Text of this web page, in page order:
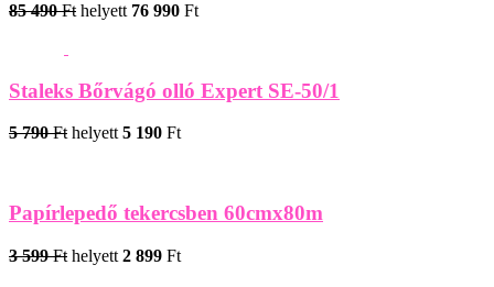
85 490 Ft helyett 76 990 Ft
Staleks Bőrvágó olló Expert SE-50/1
5 790 Fthelyett5 190 Ft
Papírlepedő tekercsben 60cmx80m
3 599 Ft helyett 2 899 Ft